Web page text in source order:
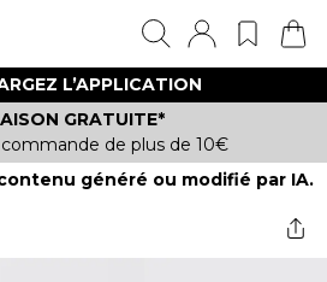
L’APPLICATION
GRATUITE*
de plus de 10€
généré ou modifié par IA.